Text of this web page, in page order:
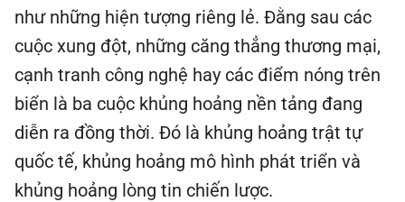
như những hiện tượng riêng lẻ. Đằng sau các
cuộc xung đột, những căng thẳng thương mại,
cạnh tranh công nghệ hay các điểm nóng trên
biển là ba cuộc khủng hoảng nền tảng đang
diễn ra đồng thời. Đó là khủng hoảng trật tự
quốc tế, khủng hoảng mô hình phát triển và
khủng hoảng lòng tin chiến lược.